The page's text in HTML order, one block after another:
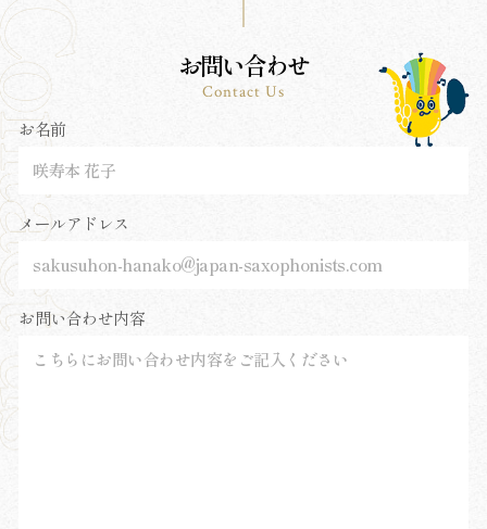
お問い合わせ
Contact Us
お名前
メールアドレス
お問い合わせ内容